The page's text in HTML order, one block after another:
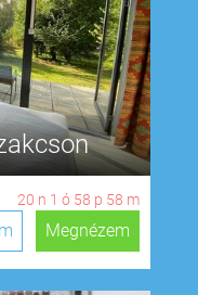
20 n 1 ó 58 p 57 m
Megnézem